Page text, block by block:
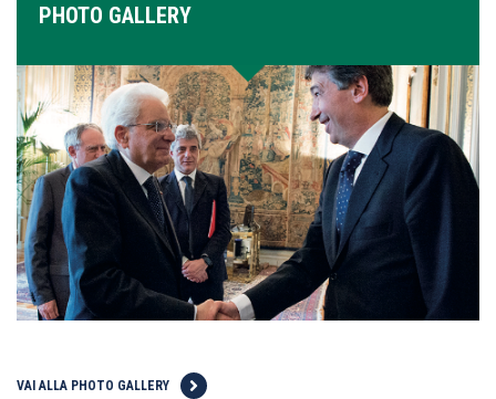
PHOTO GALLERY
VAI ALLA PHOTO GALLERY